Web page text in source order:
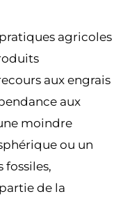
pratiques agricoles
aux engrais
aux
moindre
ou un
fossiles,
de la